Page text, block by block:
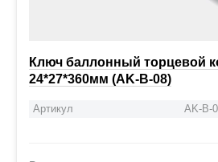
Ключ баллонный торцевой
24*27*360мм (AK-B-08)
Артикул AK-B-